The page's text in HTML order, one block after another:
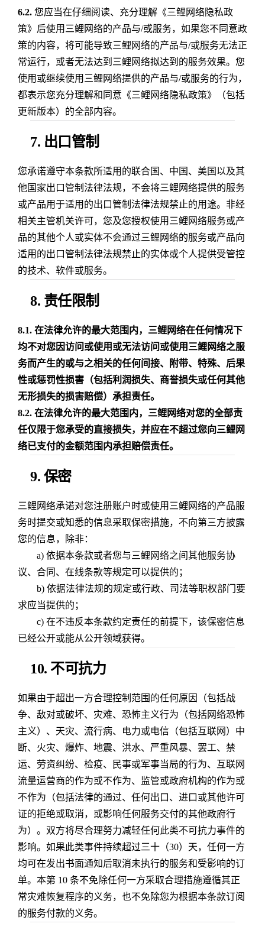
6.2.您应当在仔细阅读、充分理解《三鲤网络隐私政
策》后使用三鲤网络的产品与/或服务，如果您不同意政
策的内容，将可能导致三鲤网络的产品与/或服务无法正
常运行，或者无法达到三鲤网络拟达到的服务效果。您
使用或继续使用三鲤网络提供的产品与/或服务的行为，
都表示您充分理解和同意《三鲤网络隐私政策》（包括
更新版本）的全部内容。
7. 出口管制
您承诺遵守本条款所适用的联合国、中国、美国以及其
他国家出口管制法律法规，不会将三鲤网络提供的服务
或产品用于适用的出口管制法律法规禁止的用途。非经
相关主管机关许可，您及您授权使用三鲤网络服务或产
品的其他个人或实体不会通过三鲤网络的服务或产品向
适用的出口管制法律法规禁止的实体或个人提供受管控
的技术、软件或服务。
8. 责任限制
8.1. 在法律允许的最大范围内，三鲤网络在任何情况下
均不对您因访问或使用或无法访问或使用三鲤网络之服
务而产生的或与之相关的任何间接、附带、特殊、后果
性或惩罚性损害（包括利润损失、商誉损失或任何其他
无形损失的损害赔偿）承担责任。
8.2. 在法律允许的最大范围内，三鲤网络对您的全部责
任仅限于您承受的直接损失，并应在不超过您向三鲤网
络已支付的金额范围内承担赔偿责任。
9. 保密
三鲤网络承诺对您注册账户时或使用三鲤网络的产品服
务时提交或知悉的信息采取保密措施，不向第三方披露
您的信息，除非：
a) 依据本条款或者您与三鲤网络之间其他服务协
议、合同、在线条款等规定可以提供的；
b) 依据法律法规的规定或行政、司法等职权部门要
求应当提供的；
c) 在不违反本条款约定责任的前提下，该保密信息
已经公开或能从公开领域获得。
10. 不可抗力
如果由于超出一方合理控制范围的任何原因（包括战
争、敌对或破坏、灾难、恐怖主义行为（包括网络恐怖
主义）、天灾、流行病、电力或电信（包括互联网）中
断、火灾、爆炸、地震、洪水、严重风暴、罢工、禁
运、劳资纠纷、检疫、民事或军事当局的行为、互联网
流量运营商的作为或不作为、监管或政府机构的作为或
不作为（包括法律的通过、任何出口、进口或其他许可
证的拒绝或取消，或影响任何服务交付的其他政府行
为）。双方将尽合理努力减轻任何此类不可抗力事件的
影响。如果此类事件持续超过三十（30）天，任何一方
均可在发出书面通知后取消未执行的服务和受影响的订
单。本第 10 条不免除任何一方采取合理措施遵循其正
常灾难恢复程序的义务，也不免除您为根据本条款订阅
的服务付款的义务。